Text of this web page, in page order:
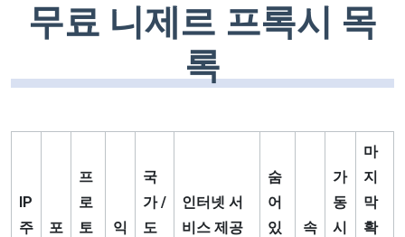
무료 니제르 프록시 목
록
IP
주
포
프
로
토
익
국
가 /
도
인터넷 서
비스 제공
숨
어
있
속
가
동
시
마
지
막
확